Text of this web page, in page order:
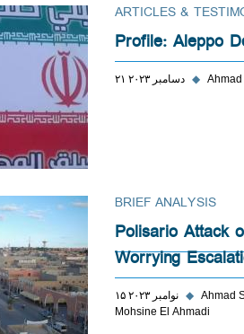
ARTICLES &
Profile: Aleppo
۲۱ دسامبر ۲۰۲۳ ◆
BRIEF ANALYSIS
Polisario Attack
Worrying
۱۵ نوامبر ۲۰۲۳ ◆ Ahmad
Mohsine El Ahmadi